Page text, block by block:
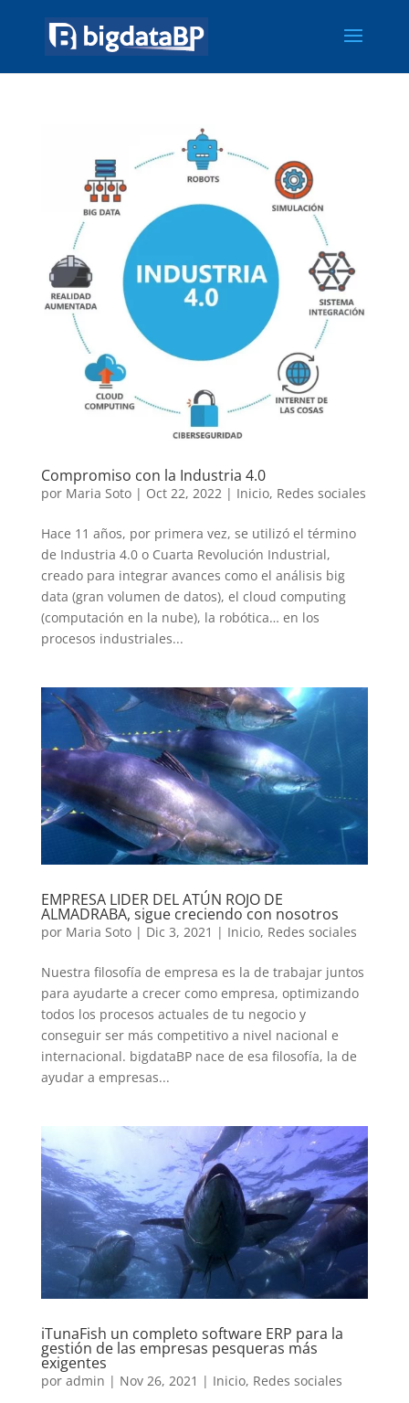
Compromiso con la Industria 4.0
por Maria Soto| Oct 22, 2022 | Inicio, Redes sociales
Hace 11 años, por primera vez, se utilizó el término
de Industria 4.0 o Cuarta Revolución Industrial,
creado para integrar avances como el análisis big
data (gran volumen de datos), el cloud computing
(computación en la nube), la robótica… en los
procesos industriales...
EMPRESA LIDER DEL ATÚN ROJO DE
ALMADRABA, sigue creciendo con nosotros
por Maria Soto| Dic 3, 2021 | Inicio, Redes sociales
Nuestra filosofía de empresa es la de trabajar juntos
para ayudarte a crecer como empresa, optimizando
todos los procesos actuales de tu negocio y
conseguir ser más competitivo a nivel nacional e
internacional. bigdataBP nace de esa filosofía, la de
ayudar a empresas...
iTunaFish un completo software ERP para la
gestión de las empresas pesqueras más
exigentes
por admin | Nov 26, 2021 | Inicio, Redes sociales